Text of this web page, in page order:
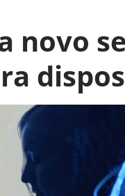
novo